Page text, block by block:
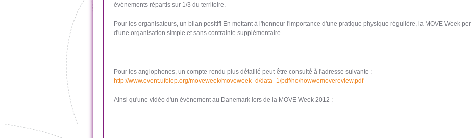
événements répartis sur 1/3 du territoire.
Pour les organisateurs, un bilan positif! En mettant à l'honneur l'importance d'une pratique physique régulière, la MOVE Week
d'une organisation simple et sans contrainte supplémentaire.
Pour les anglophones, un compte-rendu plus détaillé peut-être consulté à l'adresse suivante :
http://www.event.ufolep.org/moveweek/moveweek_d/data_1/pdf/no/nowwemovereview.pdf
Ainsi qu'une vidéo d'un événement au Danemark lors de la MOVE Week 2012 :